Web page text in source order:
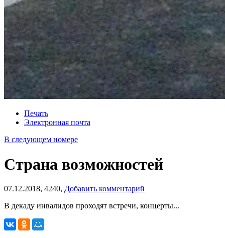
Печать
Электронная почта
В следующем номере
Страна возможностей
07.12.2018, 4240, Добавить комментарий
В декаду инвалидов проходят встречи, концерты...